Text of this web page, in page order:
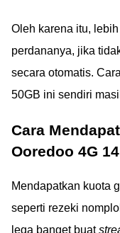
Oleh karena itu,
perdananya, jika
secara otomatis.
50GB ini sendiri
Cara
Ooredoo 4G
Mendapatkan kuota
seperti rezeki
lega banget buat